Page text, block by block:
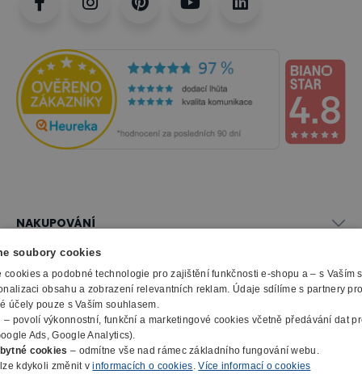
NAKUPOVÁNÍ
Vše o nákupu
Obchodní podmínky
Doprava a montáž
Možnosti platby
Záruka, servis, reklamace
Ochrana osobních údajů
SLUŽBY
Naše katalogy
Reklamační formulář
Výroba kancelářského nábytku
Zpracování elektroodpadu
O FIRMĚ
O nás
Kontakty
© 2010 - 2026 B2B Partner s.r.o. - Všechna práva vyhrazena.
soubory cookies
cookies a podobné technologie pro zajištění funkčnosti e-shopu a – s Vaším
obsahu a zobrazení relevantních reklam. Údaje sdílíme s partnery
účely pouze s Vaším souhlasem.
– povolí výkonnostní, funkční a marketingové cookies včetně předávání dat
Ads, Google Analytics).
cookies – odmítne vše nad rámec základního fungování webu.
kdykoli změnit vinformacích o cookies. Více informací o cookies